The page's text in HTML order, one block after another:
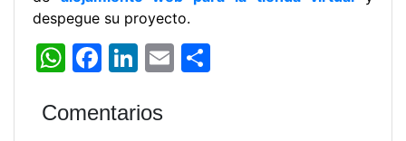
despegue su proyecto.
W
at
F
c
Li
k
E
Comentarios